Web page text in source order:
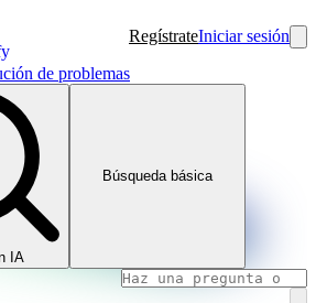
RegístrateIniciar sesión
de problemas
IA
Búsqueda básica